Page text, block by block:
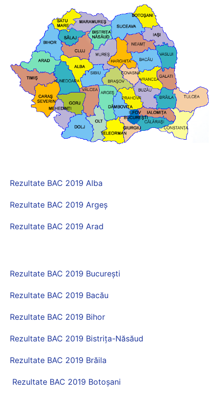
Rezultate BAC 2019 Alba
Rezultate BAC 2019 Argeș
Rezultate BAC 2019 Arad
Rezultate BAC 2019 București
Rezultate BAC 2019 Bacău
Rezultate BAC 2019 Bihor
Rezultate BAC 2019 Bistrița-Năsăud
Rezultate BAC 2019 Brăila
Rezultate BAC 2019 Botoșani